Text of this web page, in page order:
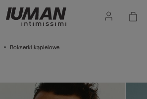
Bokserki kąpielowe